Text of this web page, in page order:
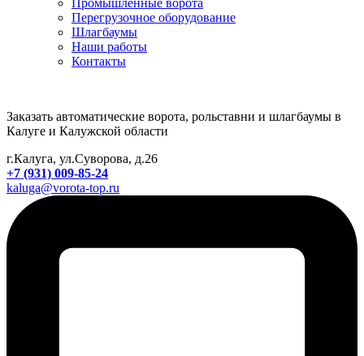
Промышленные ворота
Перегрузочное оборудование
Шлагбаумы
Наши работы
Контакты
Заказать автоматические ворота, рольставни и шлагбаумы в
Калуге и Калужской области
г.Калуга, ул.Суворова, д.26
+7 (931) 009-85-24
kaluga@vorota-top.ru